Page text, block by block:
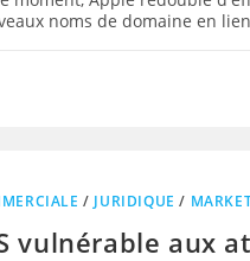
noms de domaine en
/ JURIDIQUE /
vulnérable aux